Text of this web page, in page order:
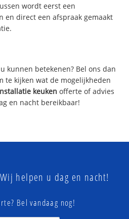
wordt eerst een
en direct een afspraak gemaakt
kunnen betekenen? Bel ons dan
te kijken wat de mogelijkheden
keuken offerte of advies
en nacht bereikbaar!
helpen u dag en nacht!
Bel vandaag nog!